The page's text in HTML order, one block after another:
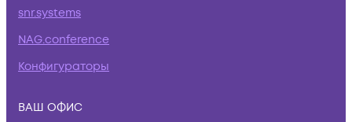
snr.systems
NAG.conference
Конфигураторы
ВАШ ОФИС